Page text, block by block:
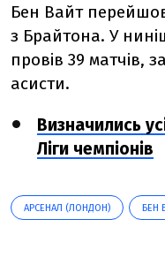
Бен Вайт
з Брайтона. У
провів 39 матчів,
асисти.
Визначились
Ліги чемпіонів
АРСЕНАЛ (ЛОНДОН) БЕН